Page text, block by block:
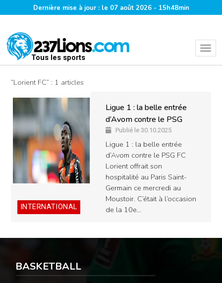
Dernière mise à jour : le 07 août 2026 - 15h48min
Tous les sports
“Lorient FC” : 1 articles
INTERNATIONAL
Ligue 1 : la belle entrée
d’Avom contre le PSG
Publié le 30.10.2025
Ligue 1 : la belle entrée
d’Avom contre le PSG FC
Lorient offrait son
hospitalité au Paris Saint-
Germain ce mercredi au
Moustoir. C’était à l’occasion
de la 10e…
BASKETBALL